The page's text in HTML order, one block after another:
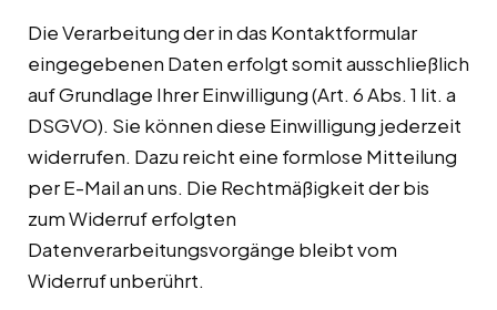
Die Verarbeitung der in das Kontaktformular
eingegebenen Daten erfolgt somit ausschließlich
auf Grundlage Ihrer Einwilligung (Art. 6 Abs. 1 lit. a
DSGVO). Sie können diese Einwilligung jederzeit
widerrufen. Dazu reicht eine formlose Mitteilung
per E-Mail an uns. Die Rechtmäßigkeit der bis
zum Widerruf erfolgten
Datenverarbeitungsvorgänge bleibt vom
Widerruf unberührt.